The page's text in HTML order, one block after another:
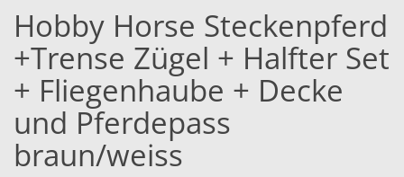
Hobby Horse Steckenpferd
+Trense Zügel + Halfter Set
+ Fliegenhaube + Decke
und Pferdepass
braun/weiss